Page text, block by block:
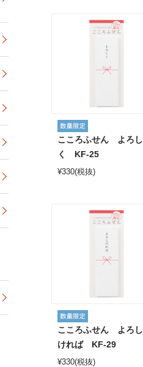
こころふせん よろし
く KF-25
¥330(税抜)
こころふせん よろし
ければ KF-29
¥330(税抜)